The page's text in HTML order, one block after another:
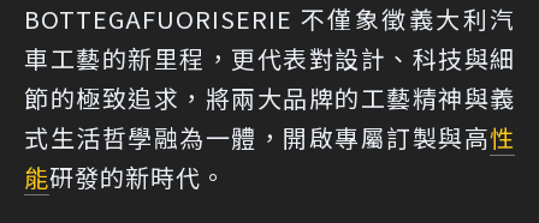
BOTTEGAFUORISERIE 不僅象徵義大利汽
車工藝的新里程，更代表對設計、科技與細
節的極致追求，將兩大品牌的工藝精神與義
式生活哲學融為一體，開啟專屬訂製與高性
能研發的新時代。